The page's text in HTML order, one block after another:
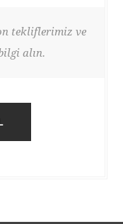
tekliflerimiz ve
alın.